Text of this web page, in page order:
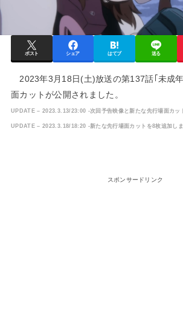
ポスト シェア はてブ 送る
2023年3月18日(土)放送の第137話｢未成
面カットが公開されました。
UPDATE – 2023.3.13/23:00 -次回予告映像と新たな先行場面カッ
UPDATE – 2023.3.18/18:20 -新たな先行場面カットを8枚追加しま
スポンサードリンク